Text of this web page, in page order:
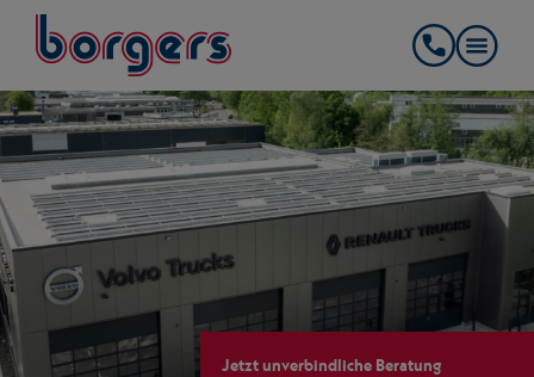
springe zum Hauptinhalt
Borgers
Jetzt unverbindliche Beratung